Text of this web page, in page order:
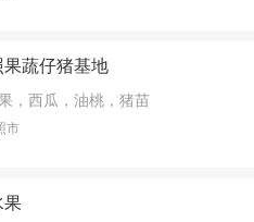
果蔬仔猪基地
，西瓜，油桃，猪苗
市
果